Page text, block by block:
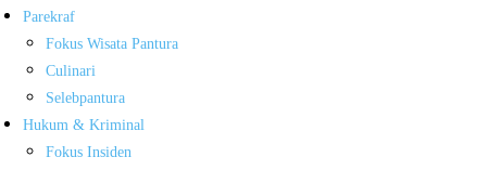
Parekraf
Fokus Wisata Pantura
Culinari
Selebpantura
Hukum & Kriminal
Fokus Insiden